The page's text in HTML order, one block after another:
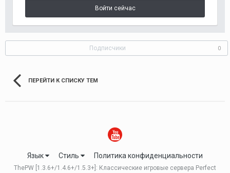
Войти сейчас
Подписчики 0
ПЕРЕЙТИ К СПИСКУ ТЕМ
Язык Стиль Политика конфиденциальности
ThePW [1.3.6+/1.4.6+/1.5.3+]: Классические игровые сервера Perfect